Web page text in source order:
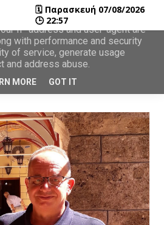
🗓 Παρασκευή 07/08/2026
🕒 22:57
Google to deliver its services
IP address and user-agent are
with performance and security
of service, generate usage
and address abuse.
MORE GOT IT